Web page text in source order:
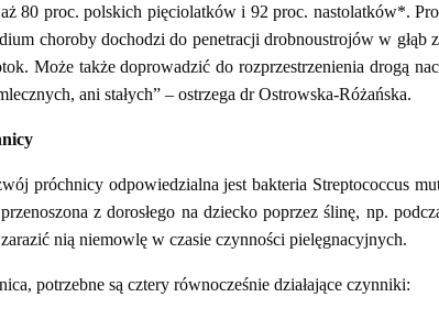
80 proc. polskich pięciolatków i 92 proc. nastolatków*.
choroby dochodzi do penetracji drobnoustrojów w
Może także doprowadzić do rozprzestrzenienia drogą
ani stałych” – ostrzega dr Ostrowska-Różańska.
próchnicy odpowiedzialna jest bakteria Streptococcus
z dorosłego na dziecko poprzez ślinę, np.
nią niemowlę w czasie czynności pielęgnacyjnych.
potrzebne są cztery równocześnie działające czynniki: